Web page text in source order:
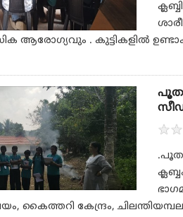
ആരോഗ്യവും . കുട്ടികളിൽ
★★
കൈത്തറി കേന്ദ്രം,